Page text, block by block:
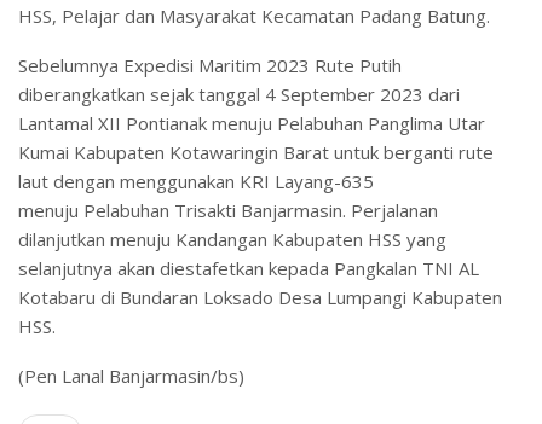
HSS, Pelajar dan Masyarakat Kecamatan Padang Batung.
Sebelumnya Expedisi Maritim 2023 Rute Putih
diberangkatkan sejak tanggal 4 September 2023 dari
Lantamal XII Pontianak menuju Pelabuhan Panglima Utar
Kumai Kabupaten Kotawaringin Barat untuk berganti rute
laut dengan menggunakan KRI Layang-635
menuju Pelabuhan Trisakti Banjarmasin. Perjalanan
dilanjutkan menuju Kandangan Kabupaten HSS yang
selanjutnya akan diestafetkan kepada Pangkalan TNI AL
Kotabaru di Bundaran Loksado Desa Lumpangi Kabupaten
HSS.
(Pen Lanal Banjarmasin/bs)